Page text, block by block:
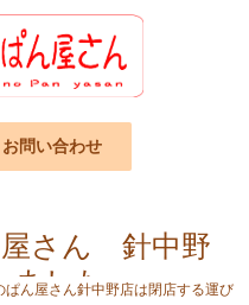
お問い合わせ
屋さん 針中野
ました
ん屋さん針中野店は閉店する運び